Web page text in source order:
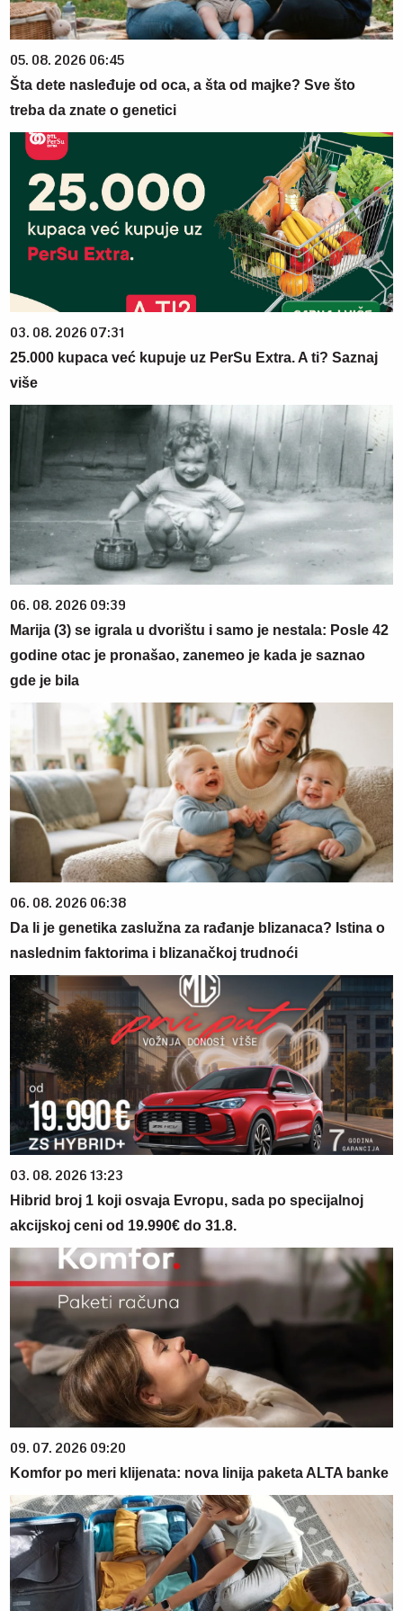
05. 08. 2026 06:45
Šta dete nasleđuje od oca, a šta od majke? Sve što
treba da znate o genetici
03. 08. 2026 07:31
25.000 kupaca već kupuje uz PerSu Extra. A ti? Saznaj
više
06. 08. 2026 09:39
Marija (3) se igrala u dvorištu i samo je nestala: Posle 42
godine otac je pronašao, zanemeo je kada je saznao
gde je bila
06. 08. 2026 06:38
Da li je genetika zaslužna za rađanje blizanaca? Istina o
naslednim faktorima i blizanačkoj trudnoći
03. 08. 2026 13:23
Hibrid broj 1 koji osvaja Evropu, sada po specijalnoj
akcijskoj ceni od 19.990€ do 31.8.
09. 07. 2026 09:20
Komfor po meri klijenata: nova linija paketa ALTA banke